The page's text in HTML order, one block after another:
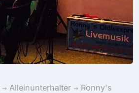
Alleinunterhalter
Ronny's